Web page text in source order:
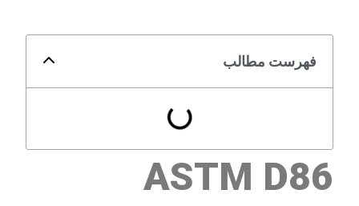
فهرست مطالب
ASTM D86